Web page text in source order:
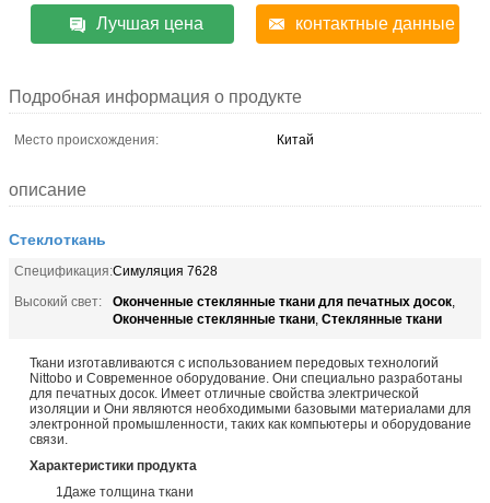
Лучшая цена контактные данные
Подробная информация о продукте
Место происхождения: Китай
описание
Стеклоткань
Спецификация:Симуляция 7628
Высокий свет:
Оконченные стеклянные ткани для печатных досок,
Оконченные стеклянные ткани, Стеклянные ткани
Ткани изготавливаются с использованием передовых технологий
Nittobo и Современное оборудование. Они специально разработаны
для печатных досок. Имеет отличные свойства электрической
изоляции и Они являются необходимыми базовыми материалами для
электронной промышленности, таких как компьютеры и оборудование
связи.
Характеристики продукта
1Даже толщина ткани